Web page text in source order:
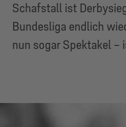
Schafstall ist
Bundesliga endlich
nun sogar Spektakel